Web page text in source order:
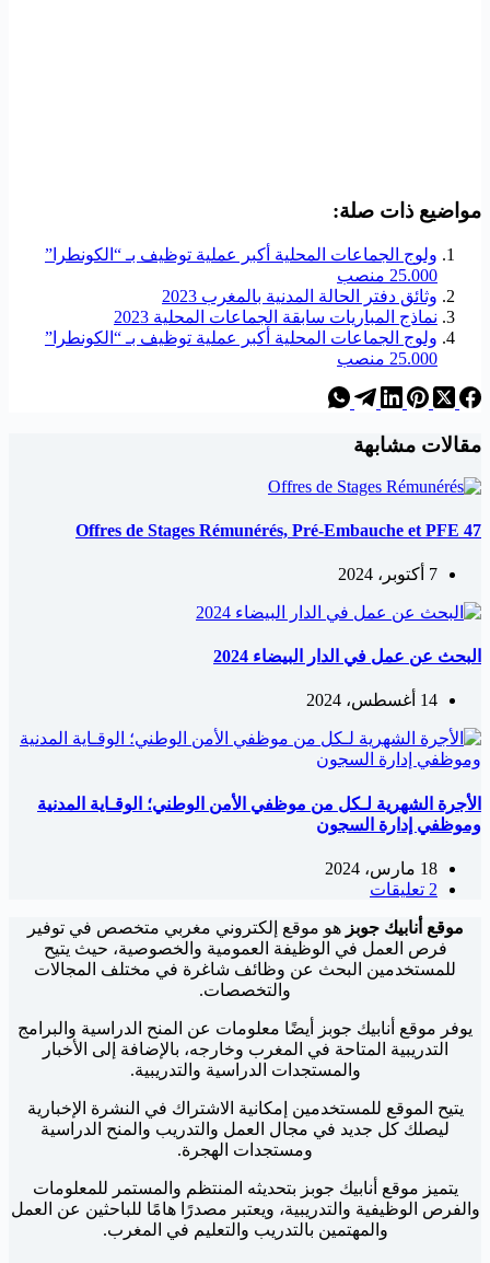
مواضيع ذات صلة:
ولوج الجماعات المحلية أكبر عملية توظيف بـ “الكونطرا”
25.000 منصب
وثائق دفتر الحالة المدنية بالمغرب 2023
نماذج المباريات سابقة الجماعات المحلية 2023
ولوج الجماعات المحلية أكبر عملية توظيف بـ “الكونطرا”
25.000 منصب
مقالات مشابهة
47 Offres de Stages Rémunérés, Pré-Embauche et PFE
7 أكتوبر، 2024
البحث عن عمل في الدار البيضاء 2024
14 أغسطس، 2024
الأجرة الشهرية لـكل من موظفي الأمن الوطني؛ الوقـاية المدنية
وموظفي إدارة السجون
18 مارس، 2024
2 تعليقات
موقع أنابيك جوبزهو موقع إلكتروني مغربي متخصص في توفير
فرص العمل في الوظيفة العمومية والخصوصية، حيث يتيح
للمستخدمين البحث عن وظائف شاغرة في مختلف المجالات
والتخصصات.
يوفر موقع أنابيك جوبز أيضًا معلومات عن المنح الدراسية والبرامج
التدريبية المتاحة في المغرب وخارجه، بالإضافة إلى الأخبار
والمستجدات الدراسية والتدريبية.
يتيح الموقع للمستخدمين إمكانية الاشتراك في النشرة الإخبارية
ليصلك كل جديد في مجال العمل والتدريب والمنح الدراسية
ومستجدات الهجرة.
يتميز موقع أنابيك جوبز بتحديثه المنتظم والمستمر للمعلومات
والفرص الوظيفية والتدريبية، ويعتبر مصدرًا هامًا للباحثين عن العمل
والمهتمين بالتدريب والتعليم في المغرب.